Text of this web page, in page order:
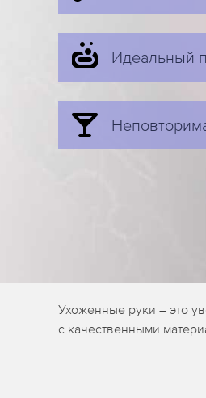
Идеальный
Ухоженные руки – это
с качественными